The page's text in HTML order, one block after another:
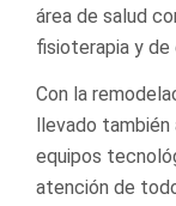
área de salud
fisioterapia y
Con la
llevado también
equipos
atención de